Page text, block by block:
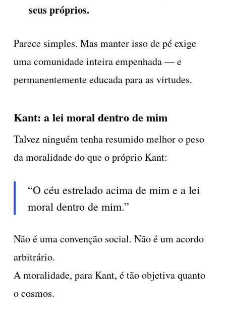
seus próprios.
Parece simples. Mas manter isso de pé exige
uma comunidade inteira empenhada — e
permanentemente educada para as virtudes.
Kant: a lei moral dentro de mim
Talvez ninguém tenha resumido melhor o peso
da moralidade do que o próprio Kant:
“O céu estrelado acima de mim e a lei
moral dentro de mim.”
Não é uma convenção social. Não é um acordo
arbitrário.
A moralidade, para Kant, é tão objetiva quanto
o cosmos.